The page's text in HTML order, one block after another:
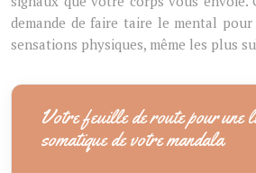
demande de faire taire le mental pour
sensations physiques, même les plus
Votre feuille de route pour une
somatique de votre mandala